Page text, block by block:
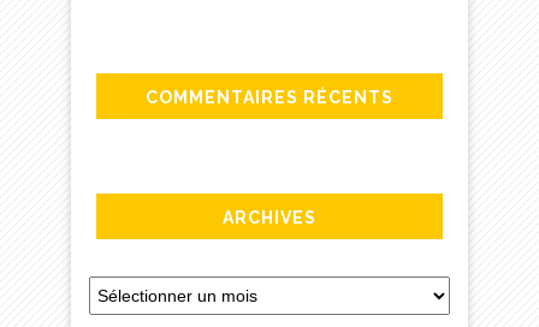
COMMENTAIRES RÉCENTS
ARCHIVES